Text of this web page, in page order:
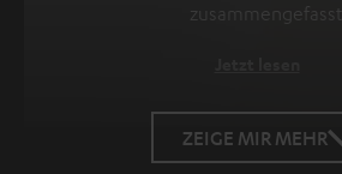
zusammengefasst.
ZEIGE MIR MEHR